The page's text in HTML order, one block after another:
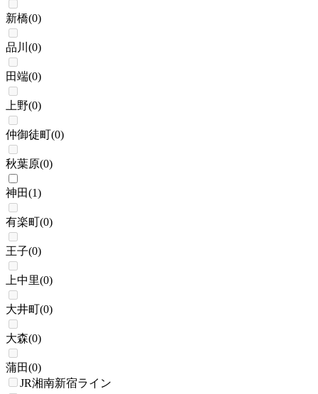
新橋(0)
品川 (0)
田端(0)
上野(0)
仲御徒町(0)
秋葉原(0)
神田(1)
有楽町(0)
王子(0)
上中里(0)
大井町(0)
大森(0)
蒲田(0)
JR湘南新宿ライン